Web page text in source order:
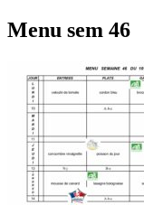
Menu sem 46